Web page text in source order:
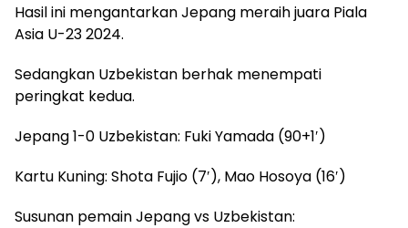
Hasil ini mengantarkan Jepang meraih juara Piala
Asia U-23 2024.
Sedangkan Uzbekistan berhak menempati
peringkat kedua.
Jepang 1-0 Uzbekistan: Fuki Yamada (90+1′)
Kartu Kuning: Shota Fujio (7′), Mao Hosoya (16′)
Susunan pemain Jepang vs Uzbekistan: